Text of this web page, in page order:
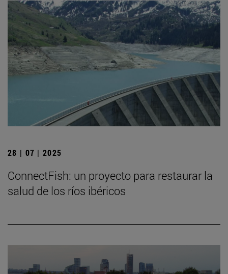
28 | 07 | 2025
ConnectFish: un proyecto para restaurar la
salud de los ríos ibéricos